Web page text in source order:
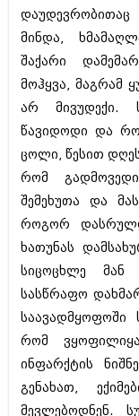
თებერვალი
იანვარი
დეკემბერი
ნოემბერი
ოქტომბერი
აგვისტო
ივლისი
ივნისი
მაისი
აპრილი
მარტი
თებერვალი
იანვარი
დეკემბერი
ნოემბერი
ოქტომბერი
სექტემბერი
ივლისი
ივნისი
მაისი
აპრილი
მინდა,
შაქარი
მოჰყვა, მაგრამ
არ მივუდექი.
წავიდოდი და
ცოლი, წესით
რომ
შემეხუთა და
როგორ
ხათუნას
სიცოცხლე მან
სასწრაფო
საავადმყოფოში
რომ
ინფარქტის
გენახათ,
მევლებოდნენ.